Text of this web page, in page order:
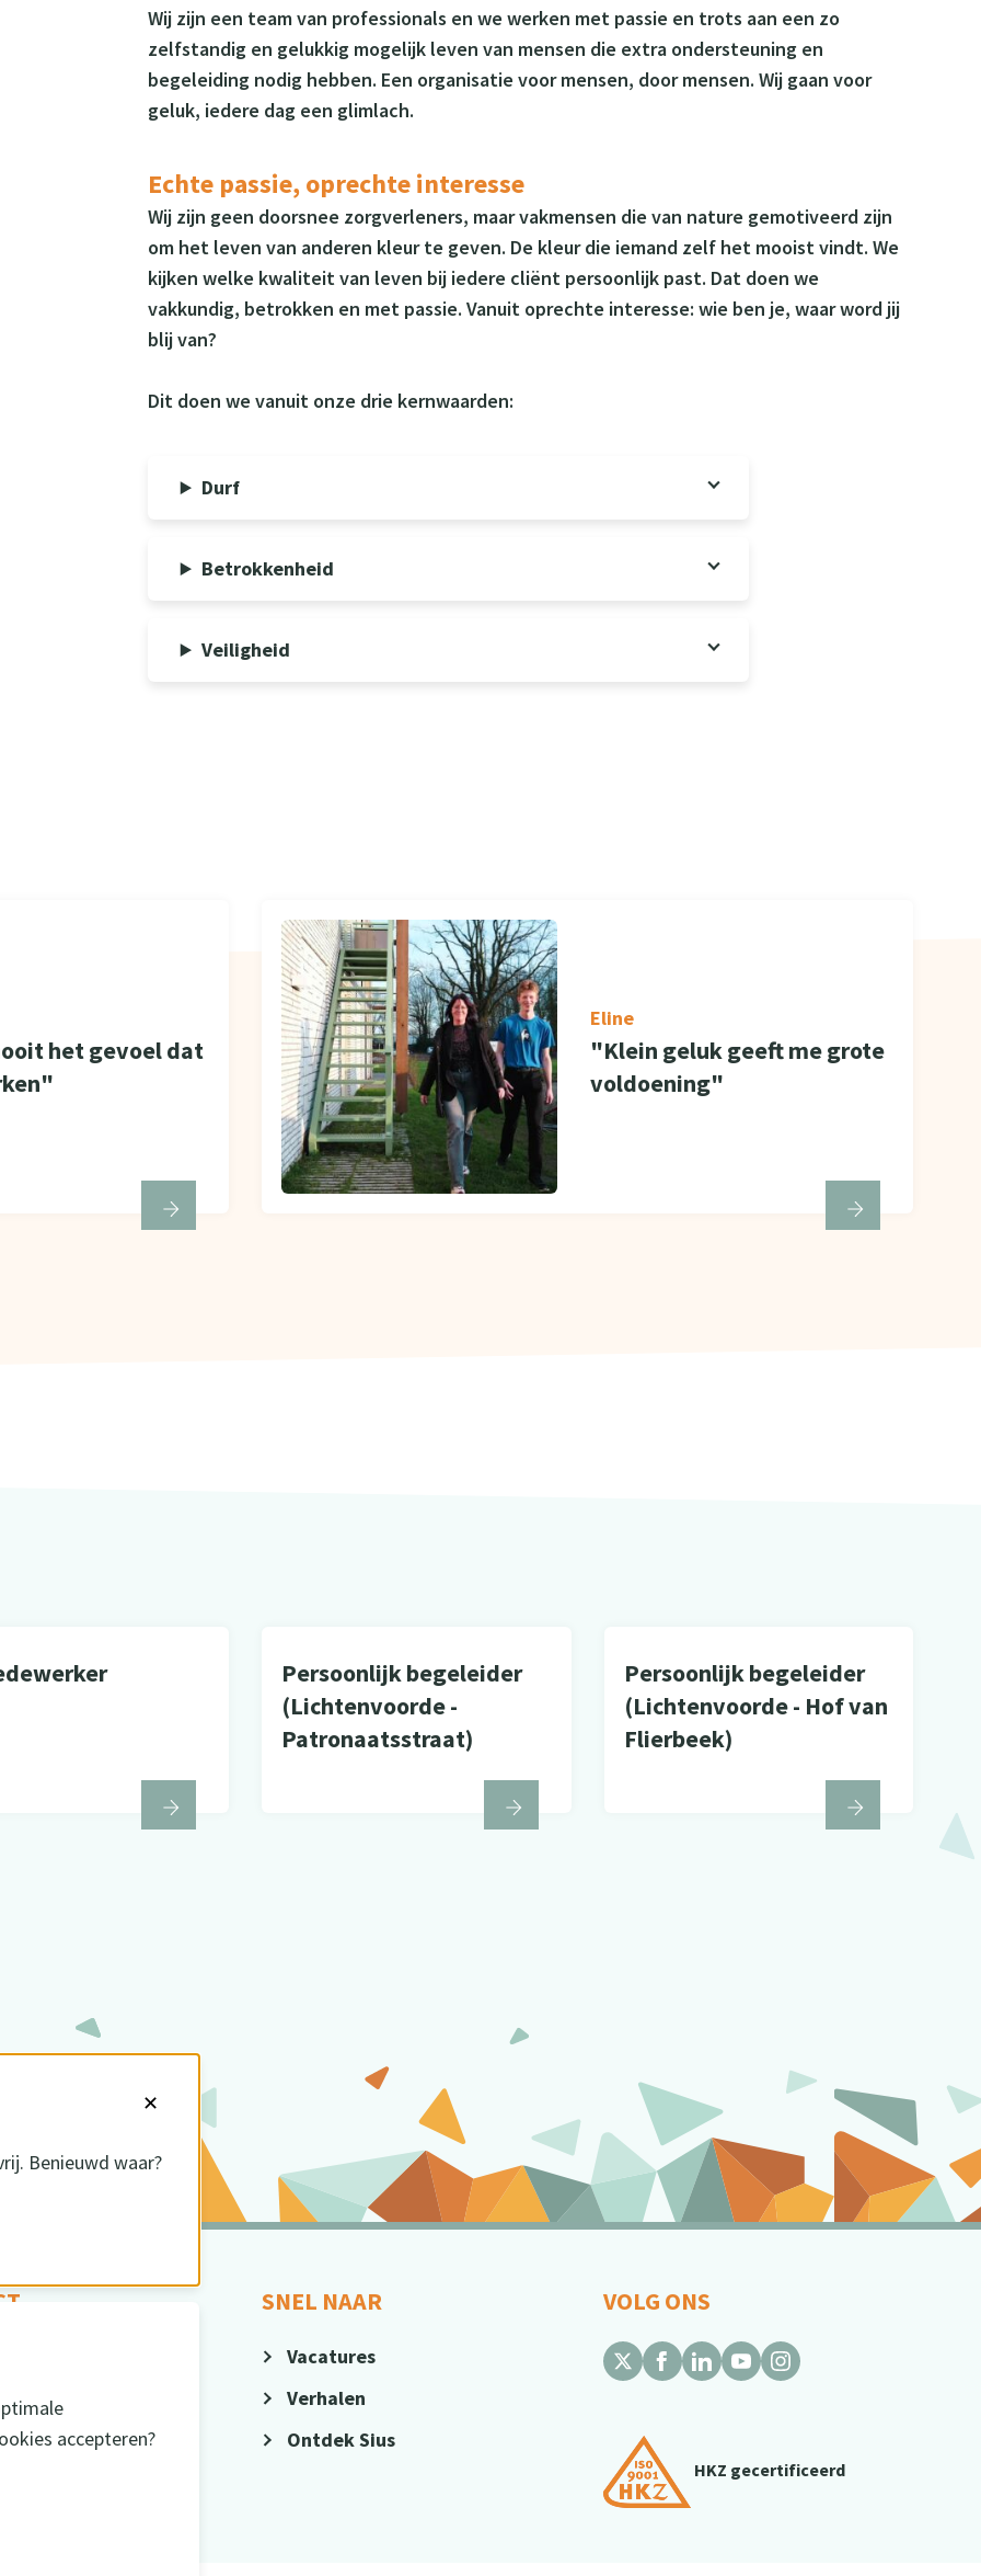
✕
Benieuwd waar?
accepteren?
Wij zijn een team van professionals en we werken met passie en trots aan een zo
zelfstandig en gelukkig mogelijk leven van mensen die extra ondersteuning en
begeleiding nodig hebben. Een organisatie voor mensen, door mensen. Wij gaan voor
geluk, iedere dag een glimlach.
Echte passie, oprechte interesse
Wij zijn geen doorsnee zorgverleners, maar vakmensen die van nature gemotiveerd zijn
om het leven van anderen kleur te geven. De kleur die iemand zelf het mooist vindt. We
kijken welke kwaliteit van leven bij iedere cliënt persoonlijk past. Dat doen we
vakkundig, betrokken en met passie. Vanuit oprechte interesse: wie ben je, waar word jij
blij van?
Dit doen we vanuit onze drie kernwaarden:
Durf
Betrokkenheid
Veiligheid
het gevoel dat
"Klein geluk geeft me grote
voldoening"
Eline
Persoonlijk begeleider
(Lichtenvoorde -
Patronaatsstraat)
Persoonlijk begeleider
(Lichtenvoorde - Hof van
Flierbeek)
SNEL NAAR
Vacatures
Verhalen
Ontdek Sius
VOLG ONS
HKZ gecertificeerd